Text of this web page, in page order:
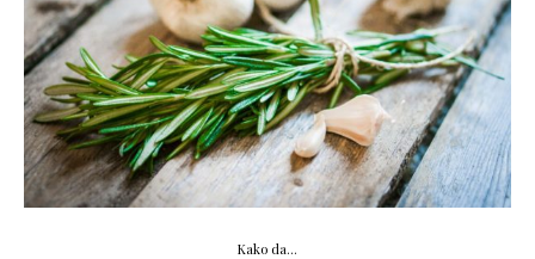
Kako da...